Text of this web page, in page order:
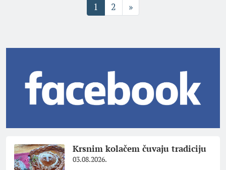
1 2 »
Krsnim kolačem čuvaju tradiciju
03.08.2026.